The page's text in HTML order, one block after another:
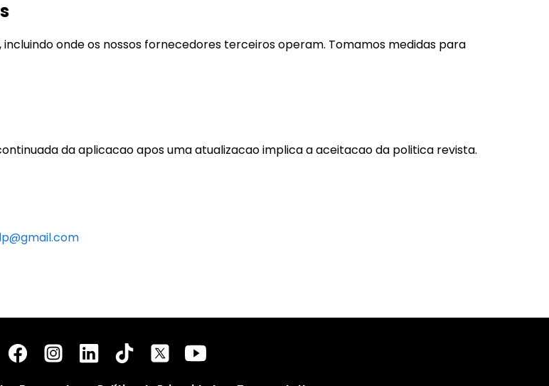
onde os nossos fornecedores terceiros operam. Tomamos medidas para
da aplicacao apos uma atualizacao implica a aceitacao da politica revista.